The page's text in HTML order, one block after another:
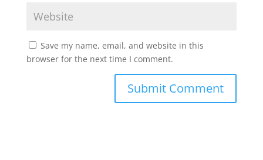
Save my name, email, and website in this
browser for the next time I comment.